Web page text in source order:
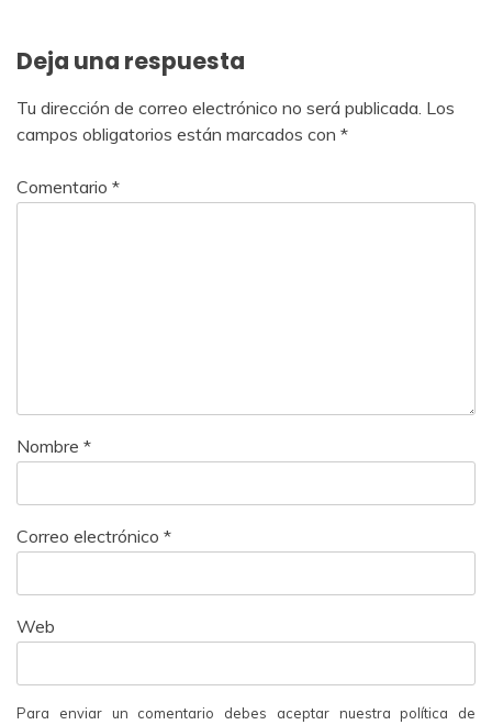
Deja una respuesta
Tu dirección de correo electrónico no será publicada. Los
campos obligatorios están marcados con *
Comentario *
Nombre *
Correo electrónico *
Web
Para enviar un comentario debes aceptar nuestra política de